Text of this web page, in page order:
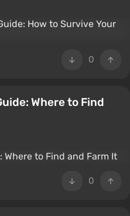
0
Where to Find
0